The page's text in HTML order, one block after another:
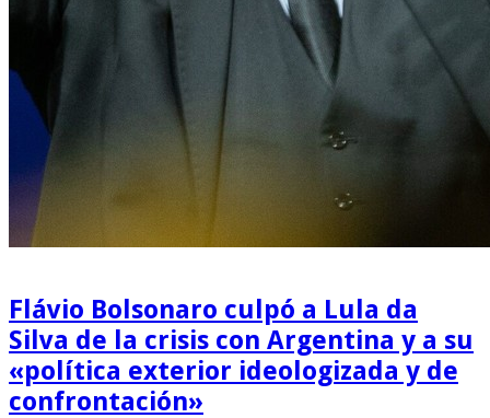
Flávio Bolsonaro culpó a Lula da
Silva de la crisis con Argentina y a su
«política exterior ideologizada y de
confrontación»